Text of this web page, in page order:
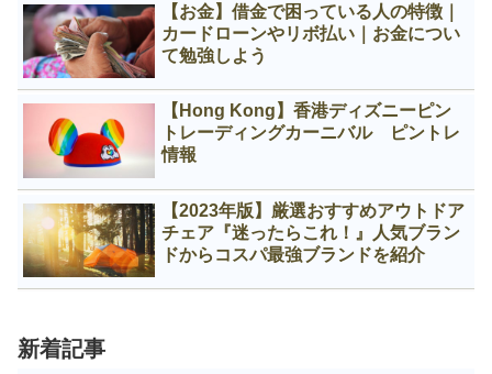
【お金】借金で困っている人の特徴｜
カードローンやリボ払い｜お金につい
て勉強しよう
【Hong Kong】香港ディズニーピン
トレーディングカーニバル ピントレ
情報
【2023年版】厳選おすすめアウトドア
チェア『迷ったらこれ！』人気ブラン
ドからコスパ最強ブランドを紹介
新着記事